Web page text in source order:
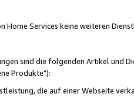
Home Services keine weiteren
sind die folgenden Artikel und
Produkte"):
die auf einer Webseite